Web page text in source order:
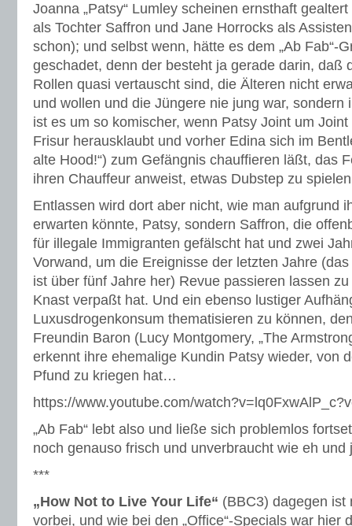
Joanna „Patsy“ Lumley scheinen ernsthaft
als Tochter Saffron und Jane Horrocks als
schon); und selbst wenn, hätte es dem „Ab Fab“-
geschadet, denn der besteht ja gerade darin, daß
Rollen quasi vertauscht sind, die Älteren nicht
und wollen und die Jüngere nie jung war, sondern
ist es um so komischer, wenn Patsy Joint um
Frisur herausklaubt und vorher Edina sich im
alte Hood!“) zum Gefängnis chauffieren läßt, das
ihren Chauffeur anweist, etwas Dubstep zu
Entlassen wird dort aber nicht, wie man aufgrund
erwarten könnte, Patsy, sondern Saffron, die
für illegale Immigranten gefälscht hat und zwei
Vorwand, um die Ereignisse der letzten Jahre (das
ist über fünf Jahre her) Revue passieren lassen
Knast verpaßt hat. Und ein ebenso lustiger
Luxusdrogenkonsum thematisieren zu können,
Freundin Baron (Lucy Montgomery, „The
erkennt ihre ehemalige Kundin Patsy wieder, von
Pfund zu kriegen hat…
https://www.youtube.com/
„Ab Fab“ lebt also und ließe sich problemlos
noch genauso frisch und unverbraucht wie eh
***
„How Not to Live Your Life“ (BBC3) dagegen ist
vorbei, und wie bei den „Office“-Specials war hier